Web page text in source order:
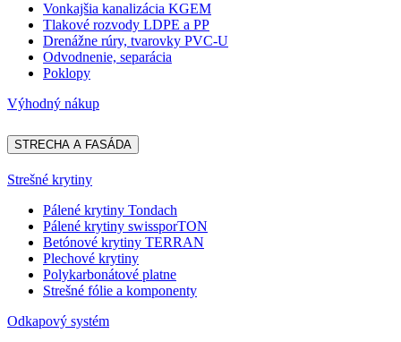
Vonkajšia kanalizácia KGEM
Tlakové rozvody LDPE a PP
Drenážne rúry, tvarovky PVC-U
Odvodnenie, separácia
Poklopy
Výhodný nákup
STRECHA A FASÁDA
Strešné krytiny
Pálené krytiny Tondach
Pálené krytiny swissporTON
Betónové krytiny TERRAN
Plechové krytiny
Polykarbonátové platne
Strešné fólie a komponenty
Odkapový systém